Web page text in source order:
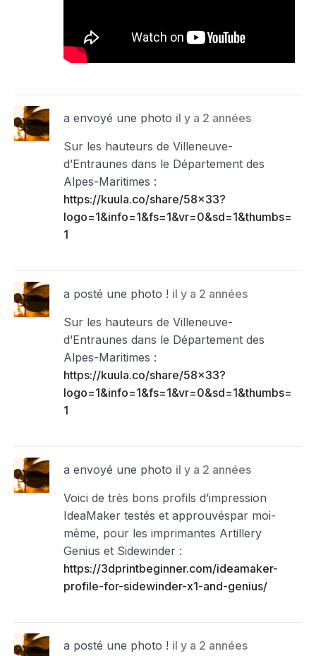
a envoyé une photo il y a 2 années
Sur les hauteurs de Villeneuve-
d’Entraunes dans le Département des
Alpes-Maritimes :
https://kuula.co/share/58×33?
logo=1&info=1&fs=1&vr=0&sd=1&thumbs=
1
a posté une photo ! il y a 2 années
Sur les hauteurs de Villeneuve-
d’Entraunes dans le Département des
Alpes-Maritimes :
https://kuula.co/share/58×33?
logo=1&info=1&fs=1&vr=0&sd=1&thumbs=
1
a envoyé une photo il y a 2 années
Voici de très bons profils d’impression
IdeaMaker testés et approuvéspar moi-
même, pour les imprimantes Artillery
Genius et Sidewinder :
https://3dprintbeginner.com/ideamaker-
profile-for-sidewinder-x1-and-genius/
a posté une photo ! il y a 2 années